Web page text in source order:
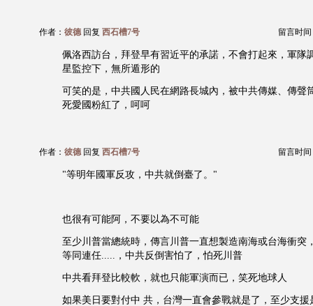
作者： 彼德回复 西石槽7号 留言时间
佩洛西訪台，拜登早有習近平的承諾，不會打起來，軍隊
星監控下，無所遁形的
可笑的是，中共國人民在網路長城內，被中共傳媒、傳聲
死愛國粉紅了，呵呵
作者： 彼德回复 西石槽7号 留言时间
"等明年國軍反攻，中共就倒臺了。"
也很有可能阿，不要以為不可能
至少川普當總統時，傳言川普一直想製造南海或台海衝突
等同連任.....，中共反倒害怕了，怕死川普
中共看拜登比較軟，就也只能軍演而已，笑死地球人
如果美日要對付中 共，台灣一直會參戰就是了，至少支援